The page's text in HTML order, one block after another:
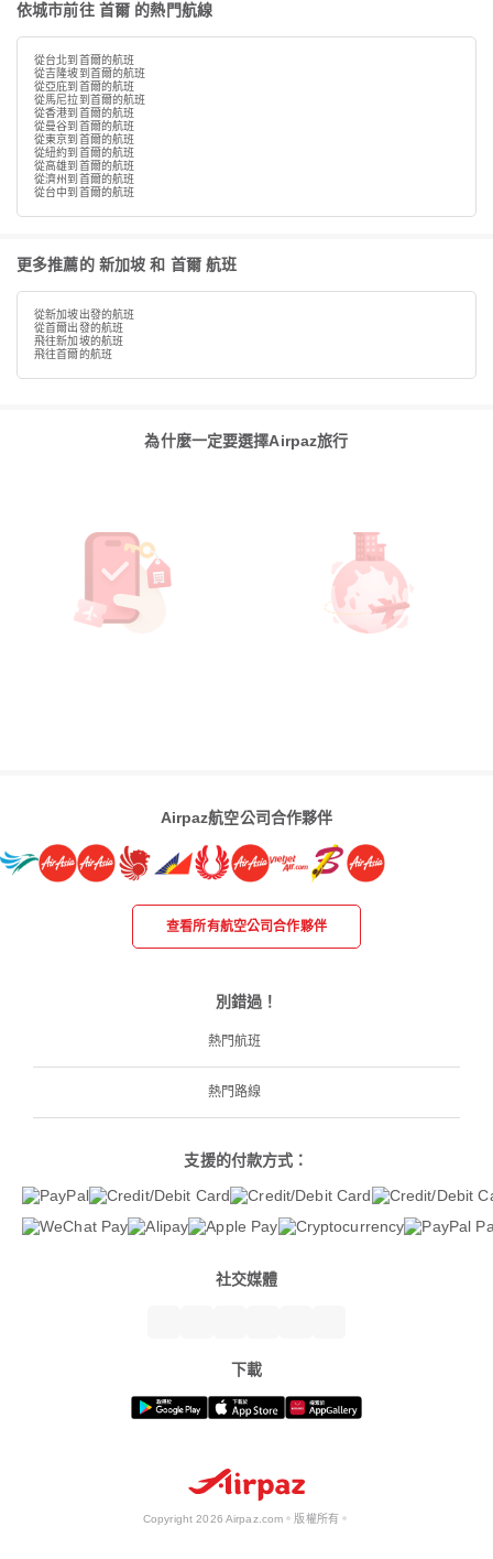
依城市前往 首爾 的熱門航線
從台北到首爾的航班
從吉隆坡到首爾的航班
從亞庇到首爾的航班
從馬尼拉到首爾的航班
從香港到首爾的航班
從曼谷到首爾的航班
從東京到首爾的航班
從紐約到首爾的航班
從高雄到首爾的航班
從濟州到首爾的航班
從台中到首爾的航班
更多推薦的 新加坡 和 首爾 航班
從新加坡出發的航班
從首爾出發的航班
飛往新加坡的航班
飛往首爾的航班
為什麼一定要選擇Airpaz旅行
Airpaz航空公司合作夥伴
查看所有航空公司合作夥伴
別錯過！
熱門航班
熱門路線
支援的付款方式：
社交媒體
下載
Copyright 2026 Airpaz.com。版權所有。